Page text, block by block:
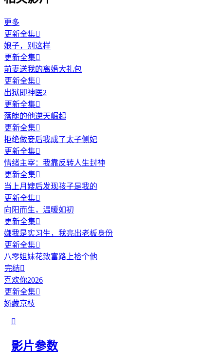
更多
更新全集
娘子，别这样
更新全集
前妻送我的离婚大礼包
更新全集
出狱即神医2
更新全集
落魄的他逆天崛起
更新全集
拒绝做妾后我成了太子侧妃
更新全集
情绪主宰：我靠反转人生封神
更新全集
当上月嫂后发现孩子是我的
更新全集
向阳而生，温暖如初
更新全集
嫌我是实习生，我亮出老板身份
更新全集
八零姐妹花致富路上捡个他
完结
喜欢你2026
更新全集
娇藏京枝

影片参数